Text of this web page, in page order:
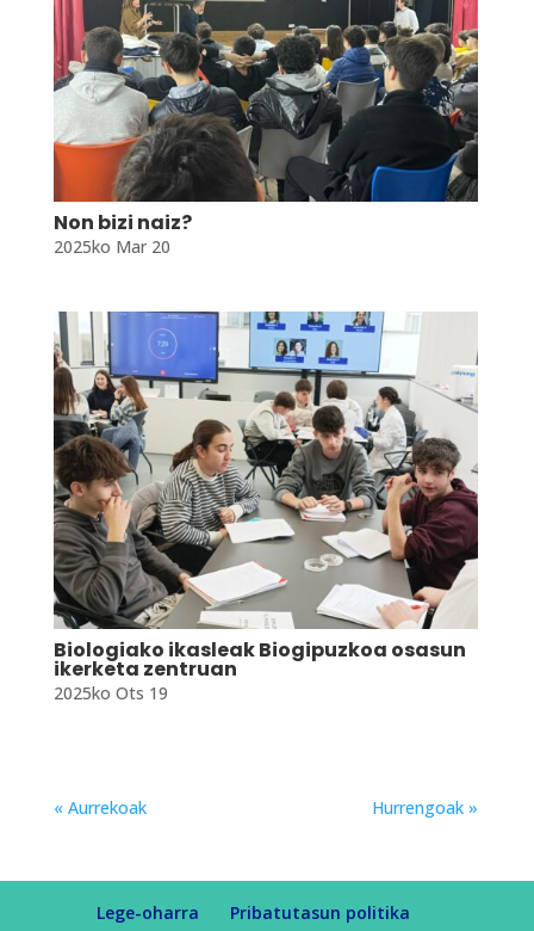
Non bizi naiz?
2025ko Mar 20
Biologiako ikasleak Biogipuzkoa osasun
ikerketa zentruan
2025ko Ots 19
« Aurrekoak Hurrengoak »
Lege-oharra
Pribatutasun politika